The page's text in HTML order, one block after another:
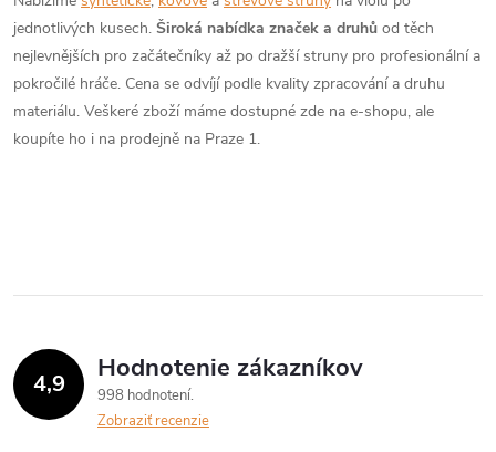
a
c
i
v
k
y
n
k
o
v
a
jednotlivých kusech. Široká nabídka značek a druhů od těch
nejlevnějších pro začátečníky až po dražší struny pro profesionální a
pokročilé hráče. Cena se odvíjí podle kvality zpracování a druhu
materiálu. Veškeré zboží máme dostupné zde na e-shopu, ale
koupíte ho i na prodejně na Praze 1.
4,9 Hodnotenie zákazníkov
998 hodnotení
Zobraziť recenzie